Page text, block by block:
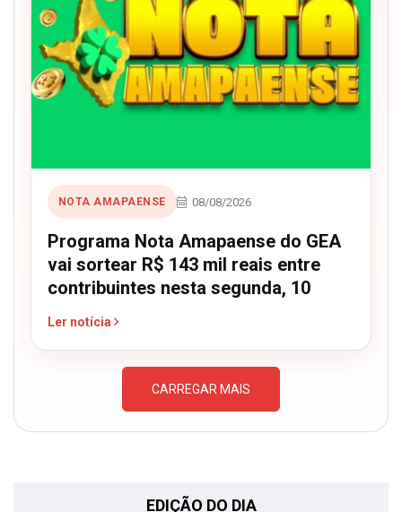
NOTA AMAPAENSE 08/08/2026
Programa Nota Amapaense do GEA
vai sortear R$ 143 mil reais entre
contribuintes nesta segunda, 10
Ler notícia
CARREGAR MAIS
EDIÇÃO DO DIA